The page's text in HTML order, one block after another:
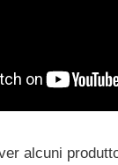
alcuni